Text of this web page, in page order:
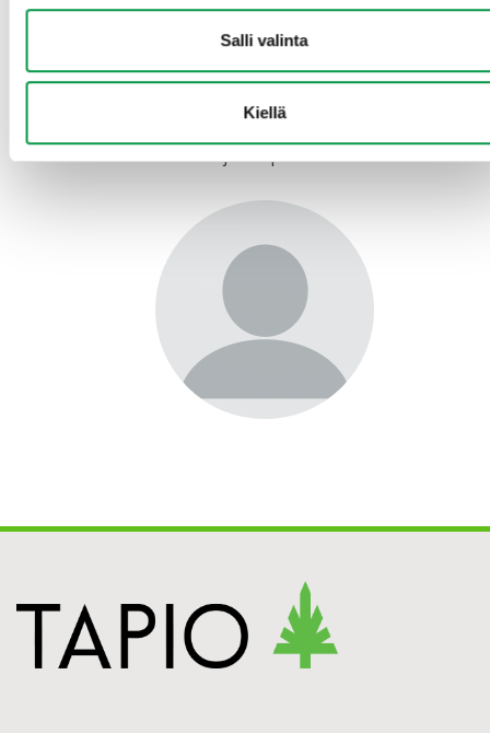
Salli valinta
Kiellä
ilmastotavoitteiden kannalta
metsänhoidon asiantuntija Varpu Kuutti